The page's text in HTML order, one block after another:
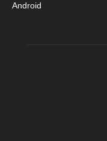
Android